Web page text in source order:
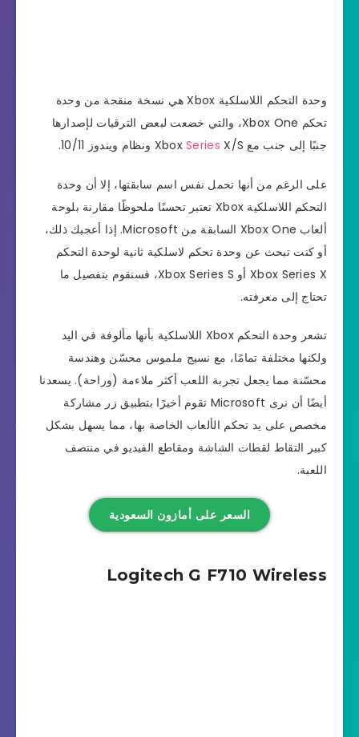
وحدة التحكم اللاسلكية Xbox هي نسخة منقحة من وحدة
تحكم Xbox One، والتي خضعت لبعض الترقيات لإصدارها
جنبًا إلى جنب مع Xbox
Series X/S ونظام ويندوز 10/11.
على الرغم من أنها تحمل نفس اسم سابقتها، إلا أن وحدة
التحكم اللاسلكية Xbox تعتبر تحسنًا ملحوظًا مقارنة بلوحة
ألعاب Xbox One السابقة من Microsoft. إذا أعجبك ذلك،
أو كنت تبحث عن وحدة تحكم لاسلكية ثانية لوحدة التحكم
Xbox Series X أو Xbox Series S، فسنقوم بتفصيل ما
تحتاج إلى معرفته.
تشعر وحدة التحكم Xbox اللاسلكية بأنها مألوفة في اليد
ولكنها مختلفة تمامًا، مع نسيج ملموس محسّن وهندسة
محسّنة مما يجعل تجربة اللعب أكثر ملاءمة (وراحة). يسعدنا
أيضًا أن نرى Microsoft تقوم أخيرًا بتطبيق زر مشاركة
مخصص على يد تحكم الألعاب الخاصة بها، مما يسهل بشكل
كبير التقاط لقطات الشاشة ومقاطع الفيديو في منتصف
اللعبة.
السعر على أمازون السعودية
Logitech G F710 Wireless